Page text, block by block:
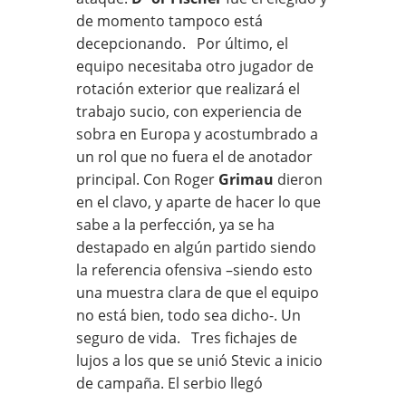
de momento tampoco está
decepcionando. Por último, el
equipo necesitaba otro jugador de
rotación exterior que realizará el
trabajo sucio, con experiencia de
sobra en Europa y acostumbrado a
un rol que no fuera el de anotador
principal. Con Roger Grimau dieron
en el clavo, y aparte de hacer lo que
sabe a la perfección, ya se ha
destapado en algún partido siendo
la referencia ofensiva –siendo esto
una muestra clara de que el equipo
no está bien, todo sea dicho-. Un
seguro de vida. Tres fichajes de
lujos a los que se unió Stevic a inicio
de campaña. El serbio llegó